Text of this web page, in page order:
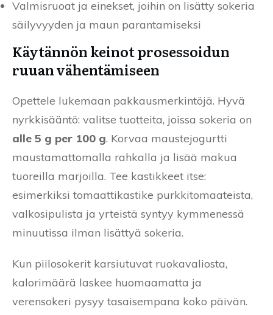
Valmisruoat ja einekset, joihin on lisätty sokeria
säilyvyyden ja maun parantamiseksi
Käytännön keinot prosessoidun
ruuan vähentämiseen
Opettele lukemaan pakkausmerkintöjä. Hyvä
nyrkkisääntö: valitse tuotteita, joissa sokeria on
alle 5 g per 100 g. Korvaa maustejogurtti
maustamattomalla rahkalla ja lisää makua
tuoreilla marjoilla. Tee kastikkeet itse:
esimerkiksi tomaattikastike purkkitomaateista,
valkosipulista ja yrteistä syntyy kymmenessä
minuutissa ilman lisättyä sokeria.
Kun piilosokerit karsiutuvat ruokavaliosta,
kalorimäärä laskee huomaamatta ja
verensokeri pysyy tasaisempana koko päivän.